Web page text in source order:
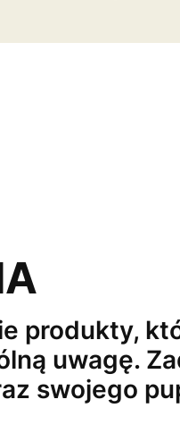
produkty,
uwagę.
swojego